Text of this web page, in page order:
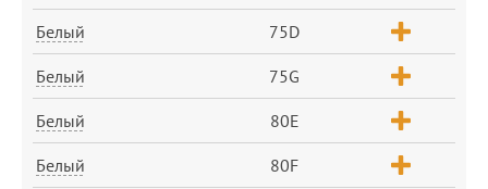
Белый 75D
Белый 75G
Белый 80E
Белый 80F